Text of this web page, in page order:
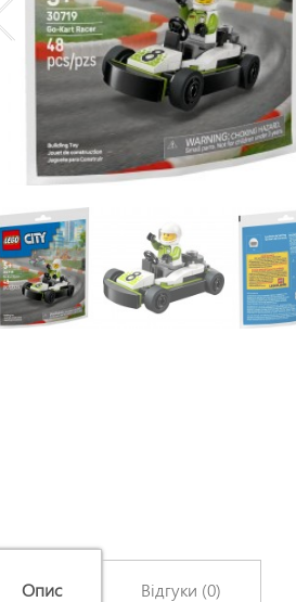
Опис Відгуки (0)